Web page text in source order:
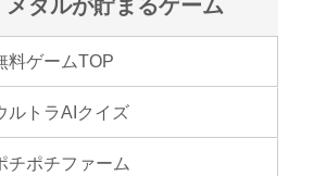
メダルが貯まるゲーム
料ゲームTOP
ルトラAIクイズ
チポチファーム